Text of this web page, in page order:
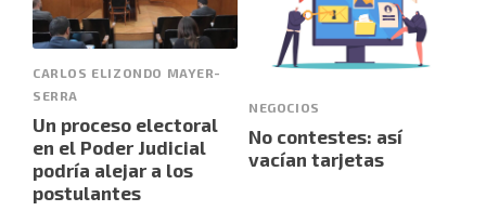
CARLOS ELIZONDO MAYER-
SERRA
Un proceso electoral
en el Poder Judicial
podría alejar a los
postulantes
NEGOCIOS
No contestes: así
vacían tarjetas